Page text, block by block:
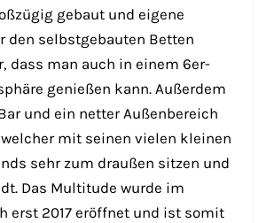
gebaut und eigene
den selbstgebauten Betten
dass man auch in einem 6er-
genießen kann. Außerdem
und ein netter Außenbereich
mit seinen vielen kleinen
sehr zum draußen sitzen und
Das Multitude wurde im
erst 2017 eröffnet und ist somit